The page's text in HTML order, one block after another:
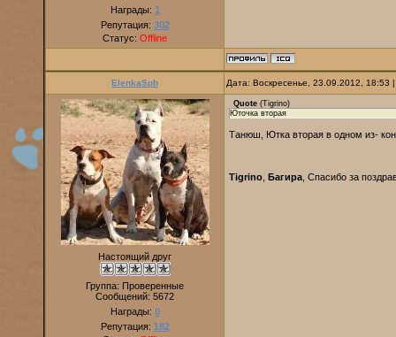
Награды: 1
Репутация: 302
Статус: Offline
ElenkaSpb Дата: Воскресенье, 23.09.2012,
Настоящий друг
Группа: Проверенные
Сообщений: 5672
Награды: 0
Репутация: 182
Quote (Tigrino)
Юточка вторая
Танюш, Ютка вторая в одном из-
Tigrino Багира , Спасибо за